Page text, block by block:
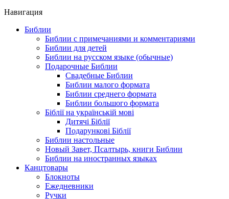
Навигация
Библии
Библии с примечаниями и комментариями
Библии для детей
Библии на русском языке (обычные)
Подарочные Библии
Свадебные Библии
Библии малого формата
Библии среднего формата
Библии большого формата
Біблії на українській мові
Дитячі Біблії
Подарункові Біблії
Библии настольные
Новый Завет, Псалтырь, книги Библии
Библии на иностранных языках
Канцтовары
Блокноты
Ежедневники
Ручки